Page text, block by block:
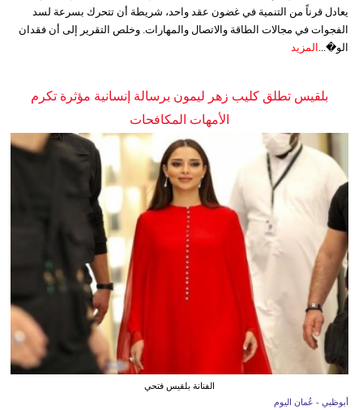
يعادل قرناً من التنمية في غضون عقد واحد، شريطة أن تتحرك بسرعة لسد
الفجوات في مجالات الطاقة والاتصال والمهارات. وخلص التقرير إلى أن فقدان
الو�... المزيد
بلقيس تطلق كليب زهر ليمون برسالة إنسانية مؤثرة تكرم
الأمهات المكافحات
الفنانة بلقيس فتحي
أبوظبي - عُمان اليوم